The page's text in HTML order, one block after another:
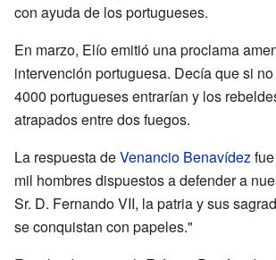
con ayuda de los portugueses.
En marzo, Elío emitió una proclama
intervención portuguesa. Decía que si
4000 portugueses entrarían y los
atrapados entre dos fuegos.
La respuesta deVenancio Benavídez
mil hombres dispuestos a defender a
Sr. D. Fernando VII, la patria y sus
se conquistan con papeles."